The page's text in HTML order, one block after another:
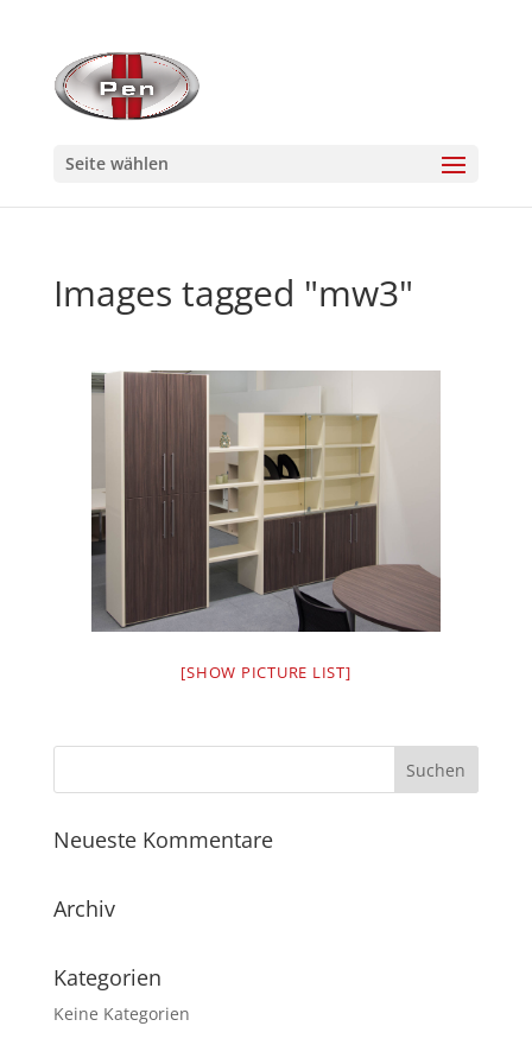
Seite wählen
Images tagged "mw3"
[SHOW PICTURE LIST]
Neueste Kommentare
Archiv
Kategorien
Keine Kategorien